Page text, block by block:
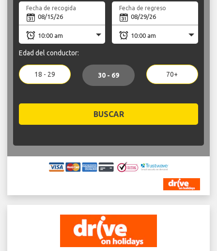
Fecha de recogida Fecha de regreso
Edad del conductor:
18 - 29 30 - 69 70+
BUSCAR